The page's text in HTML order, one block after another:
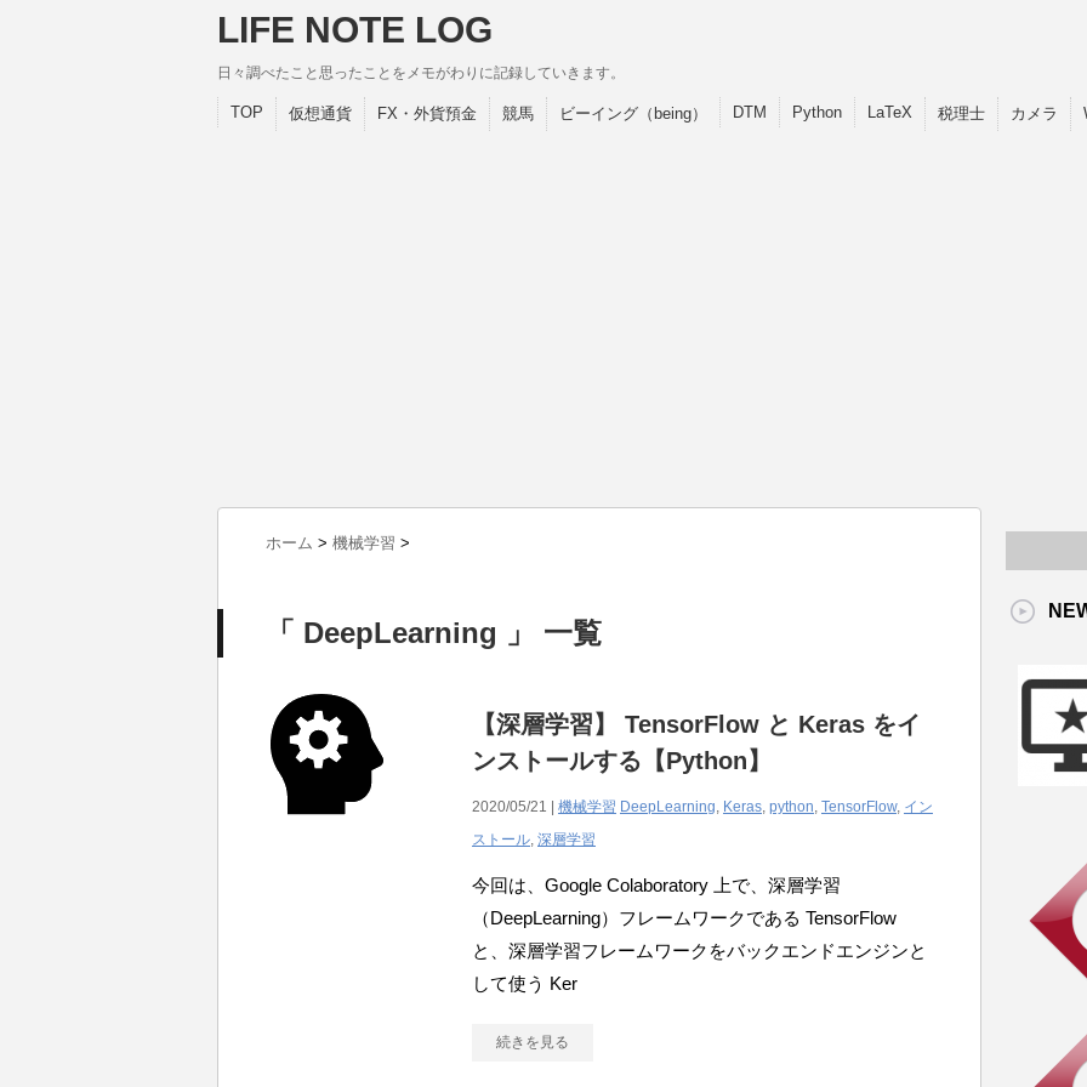
LIFE NOTE LOG
日々調べたこと思ったことをメモがわりに記録していきます。
TOP 仮想通貨 FX・外貨預金 競馬 ビーイング（being） DTM Python LaTeX 税理士 カメラ
ホーム > 機械学習 >
「 DeepLearning 」 一覧
【深層学習】 TensorFlow と Keras をイ
ンストールする【Python】
2020/05/21 | 機械学習 DeepLearning, Keras, python, TensorFlow, イン
ストール, 深層学習
今回は、Google Colaboratory 上で、深層学習
（DeepLearning）フレームワークである TensorFlow
と、深層学習フレームワークをバックエンドエンジンと
して使う Ker
続きを見る